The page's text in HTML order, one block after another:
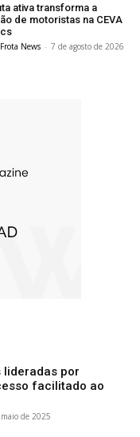
ativa transforma a
de motoristas na CEVA
News - 7 de agosto de 2026
lideradas por
facilitado ao
de 2025